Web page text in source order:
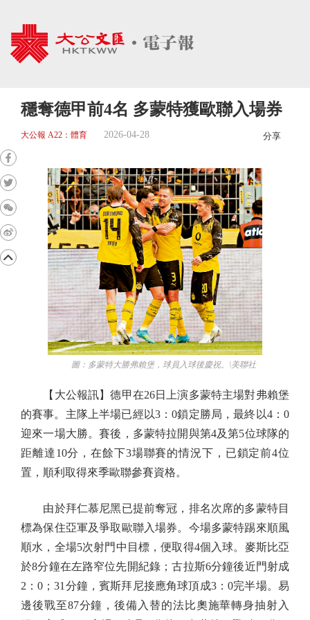
穩奪德甲前4名 多蒙特獲歐聯入場券
大公報 A22：體育 2026-04-28 分享
圖：多蒙特大勝弗賴堡，球員入球後慶祝。\美聯社
【大公報訊】德甲在26日上演多蒙特主場對弗賴堡
的賽事。主隊上半場已經以3：0鎖定勝局，最終以4：0
迎來一場大勝。賽後，多蒙特拉開與第4及第5位球隊的
距離達10分，在餘下3場聯賽的情況下，已鎖定前4位
置，順利取得來季歐聯參賽資格。
由於拜仁慕尼黑已提前奪冠，排名次席的多蒙特目
標為保住亞軍及爭取歐聯入場券。今場多蒙特踢來順風
順水，全場5次射門中目標，便取得4個入球。麥斯比亞
於8分鐘在左路窄位先開紀錄；古拉斯6分鐘後近門射成
2：0；31分鐘，賓斯拜尼接應角球頂成3：0完半場。易
邊後戰至87分鐘，後備入替的法比奧施華轉身抽射入